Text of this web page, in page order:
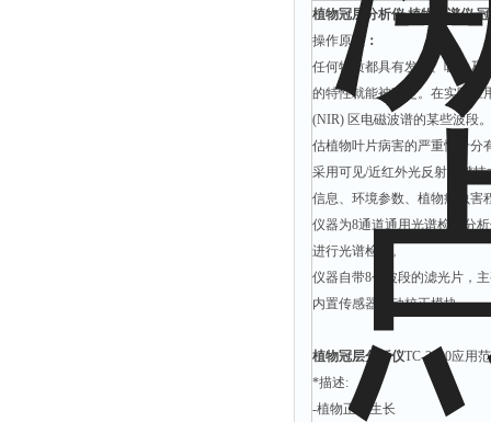
植物冠层分析仪 植物光谱仪
操作原理：
任何物质都具有发射、吸收及
的特性就能被确定。在实际应
(NIR) 区电磁波谱的某些波段
估植物叶片病害的严重性十分
采用可见/近红外光反射光谱
信息、环境参数、植物病虫害
仪器为8通道通用光谱检测分
进行光谱检测。
仪器自带8个波段的滤光片，主
内置传感器自动校正模块。
植物冠层分析仪TC-2000应用
*描述:
-植物正常生长